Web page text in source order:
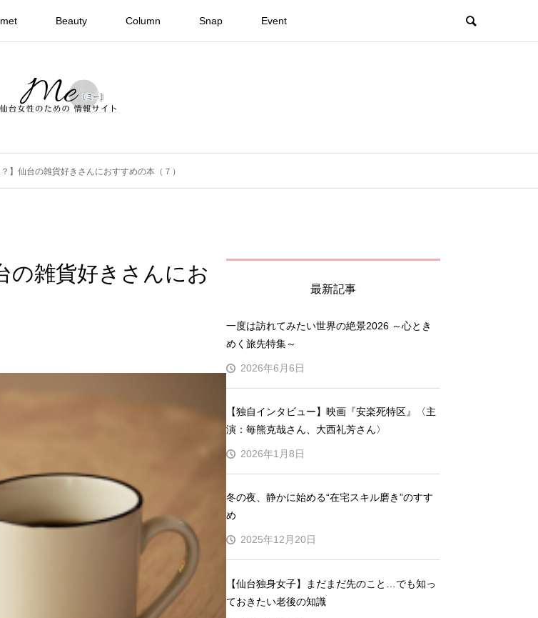
Beauty Column Snap Event
】仙台の雑貨好きさんにおすすめの本（７）
の雑貨好きさんにお
最新記事
一度は訪れてみたい世界の絶景2026 ～心とき
めく旅先特集～
2026年6月6日
【独自インタビュー】映画『安楽死特区』〈主
演：毎熊克哉さん、大西礼芳さん〉
2026年1月8日
冬の夜、静かに始める“在宅スキル磨き”のすす
め
2025年12月20日
【仙台独身女子】まだまだ先のこと…でも知っ
ておきたい老後の知識